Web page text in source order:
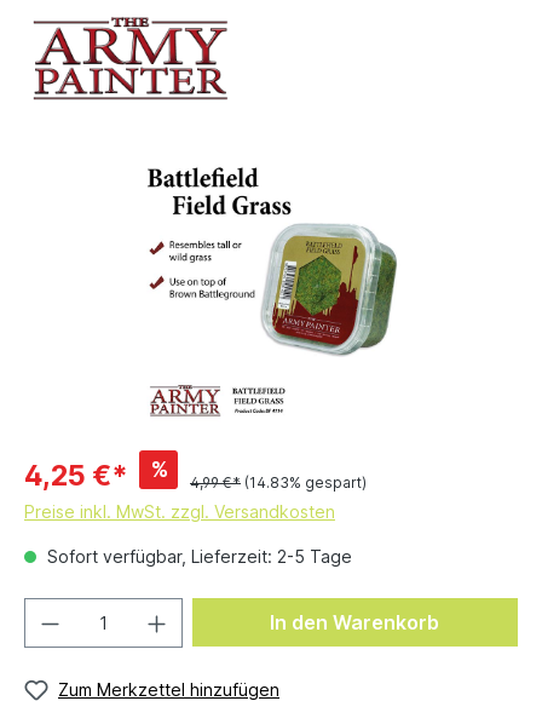
4,25 €* %
4,99 €* (14.83% gespart)
Preise inkl. MwSt. zzgl. Versandkosten
Sofort verfügbar, Lieferzeit: 2-5 Tage
In den Warenkorb
Zum Merkzettel hinzufügen